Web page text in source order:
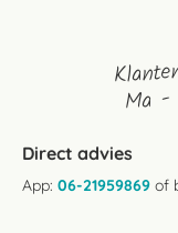
Ma
Direct advies
App: 06-21959869 of